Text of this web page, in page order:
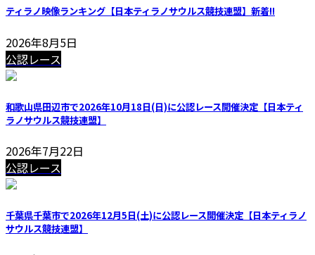
ティラノ映像ランキング【日本ティラノサウルス競技連盟】 新着!!
2026年8月5日
公認レース
和歌山県田辺市で2026年10月18日(日)に公認レース開催決定【日本ティ
ラノサウルス競技連盟】
2026年7月22日
公認レース
千葉県千葉市で2026年12月5日(土)に公認レース開催決定【日本ティラノ
サウルス競技連盟】